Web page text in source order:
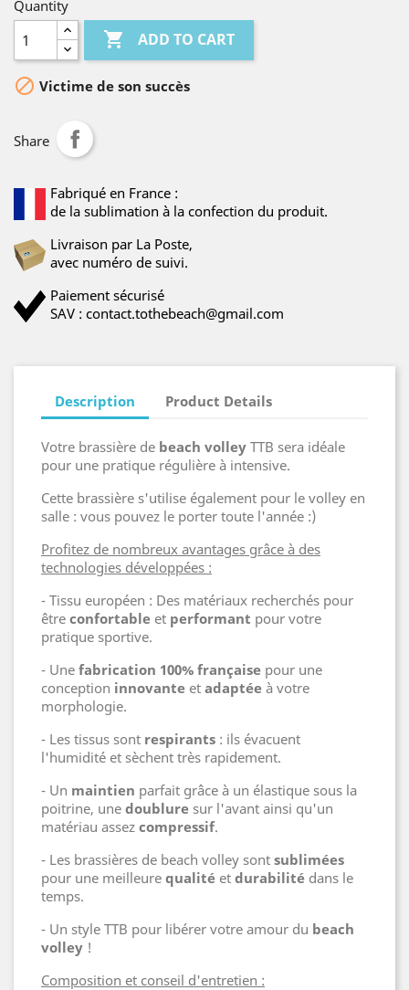
Quantity
 ADD TO CART
 Victime de son succès
Share
Fabriqué en France :
de la sublimation à la confection du produit.
Livraison par La Poste,
avec numéro de suivi.
Paiement sécurisé
SAV : contact.tothebeach@gmail.com
Description Product Details
Votre brassière de beach volley TTB sera idéale
pour une pratique régulière à intensive.
Cette brassière s'utilise également pour le volley en
salle : vous pouvez le porter toute l'année :)
Profitez de nombreux avantages grâce à des
technologies développées :
- Tissu européen : Des matériaux recherchés pour
être confortable et performant pour votre
pratique sportive.
- Une fabrication 100% française pour une
conception innovante et adaptée à votre
morphologie.
- Les tissus sont respirants : ils évacuent
l'humidité et sèchent très rapidement.
- Un maintien parfait grâce à un élastique sous la
poitrine, une doublure sur l'avant ainsi qu'un
matériau assez compressif.
- Les brassières de beach volley sont sublimées
pour une meilleure qualité et durabilité dans le
temps.
- Un style TTB pour libérer votre amour du beach
volley !
Composition et conseil d'entretien :